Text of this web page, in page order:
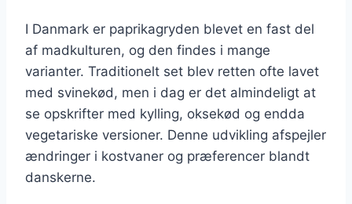
I Danmark er paprikagryden blevet en fast del
af madkulturen, og den findes i mange
varianter. Traditionelt set blev retten ofte lavet
med svinekød, men i dag er det almindeligt at
se opskrifter med kylling, oksekød og endda
vegetariske versioner. Denne udvikling afspejler
ændringer i kostvaner og præferencer blandt
danskerne.